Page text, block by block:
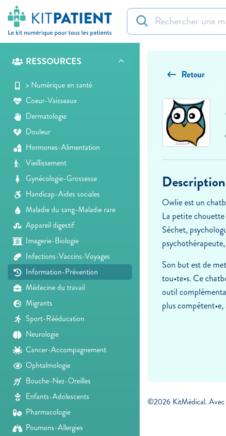
RESSOURCES
> Numérique en santé
Coeur-Vaisseaux
Dermatologie
Douleur
Hormones-Alimentation
Vieillissement
Gynécologie-Grossesse
Handicap-Aides sociales
Maladie du sang-Maladie rare
Appareil digestif
Imagerie-Biologie
Infections-Vaccins-Voyages
Information-Prévention
Médecine du travail
Migrants
Sport-Rééducation
Neurologie
Cancer-Accompagnement
Ophtalmologie
Bouche-Nez-Oreilles
Enfants-Adolescents
Pharmacologie
Poumons-Allergies
Retour
Description
Owlie est un
La petite chouette
Séchet,
Son but est de
tou•te•s. Ce
outil
plus
©2026 KitMédical. Avec